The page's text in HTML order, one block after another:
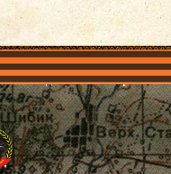
объединения Проекты